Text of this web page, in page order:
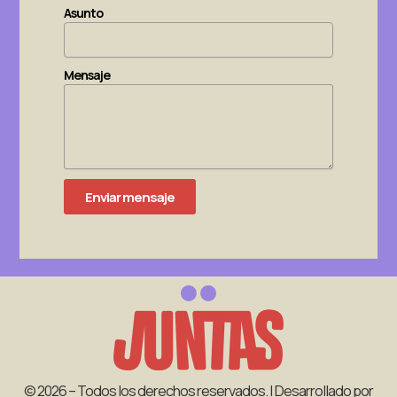
Asunto
Mensaje
Enviar mensaje
© 2026 – Todos los derechos reservados. | Desarrollado por